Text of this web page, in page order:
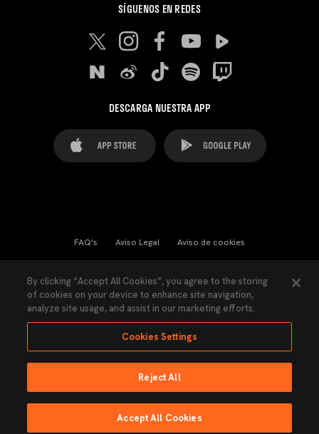
SÍGUENOS EN REDES
DESCARGA NUESTRA APP
FAQ's Aviso Legal Aviso de cookies
Ley Transparencia Política de Privacidad
Accesibilidad
Ninguna parte de esta página puede ser reproducida sin el permiso del Valencia
Hecho por Lobo.
By clicking “Accept All Cookies”, you agree to the storing
of cookies on your device to enhance site navigation,
analyze site usage, and assist in our marketing efforts.
Cookies Settings
Reject All
Accept All Cookies